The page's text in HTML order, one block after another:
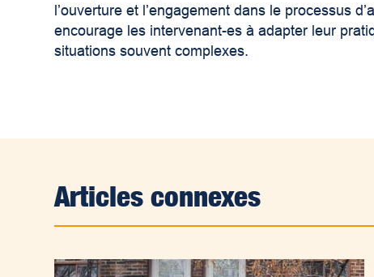
l’ouverture et l’engagement dans le processus
encourage les intervenant-es à adapter leur
situations souvent complexes.
Articles connexes